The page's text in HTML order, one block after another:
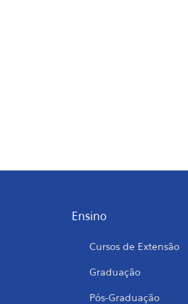
Ensino
Cursos de Extensão
Graduação
Pós-Graduação